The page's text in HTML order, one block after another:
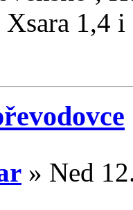
1,4 i
» Ned